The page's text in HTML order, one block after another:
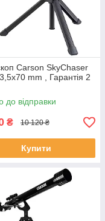
Carson SkyChaser
mm , Гарантія 2
до відправки
₴ 10 120 ₴
Купити